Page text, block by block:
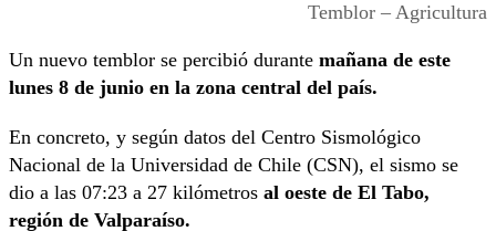
Temblor – Agricultura
Un nuevo temblor se percibió durante mañana de este
lunes 8 de junio en la zona central del país.
En concreto, y según datos del Centro Sismológico
Nacional de la Universidad de Chile (CSN), el sismo se
dio a las 07:23 a 27 kilómetros al oeste de El Tabo,
región de Valparaíso.